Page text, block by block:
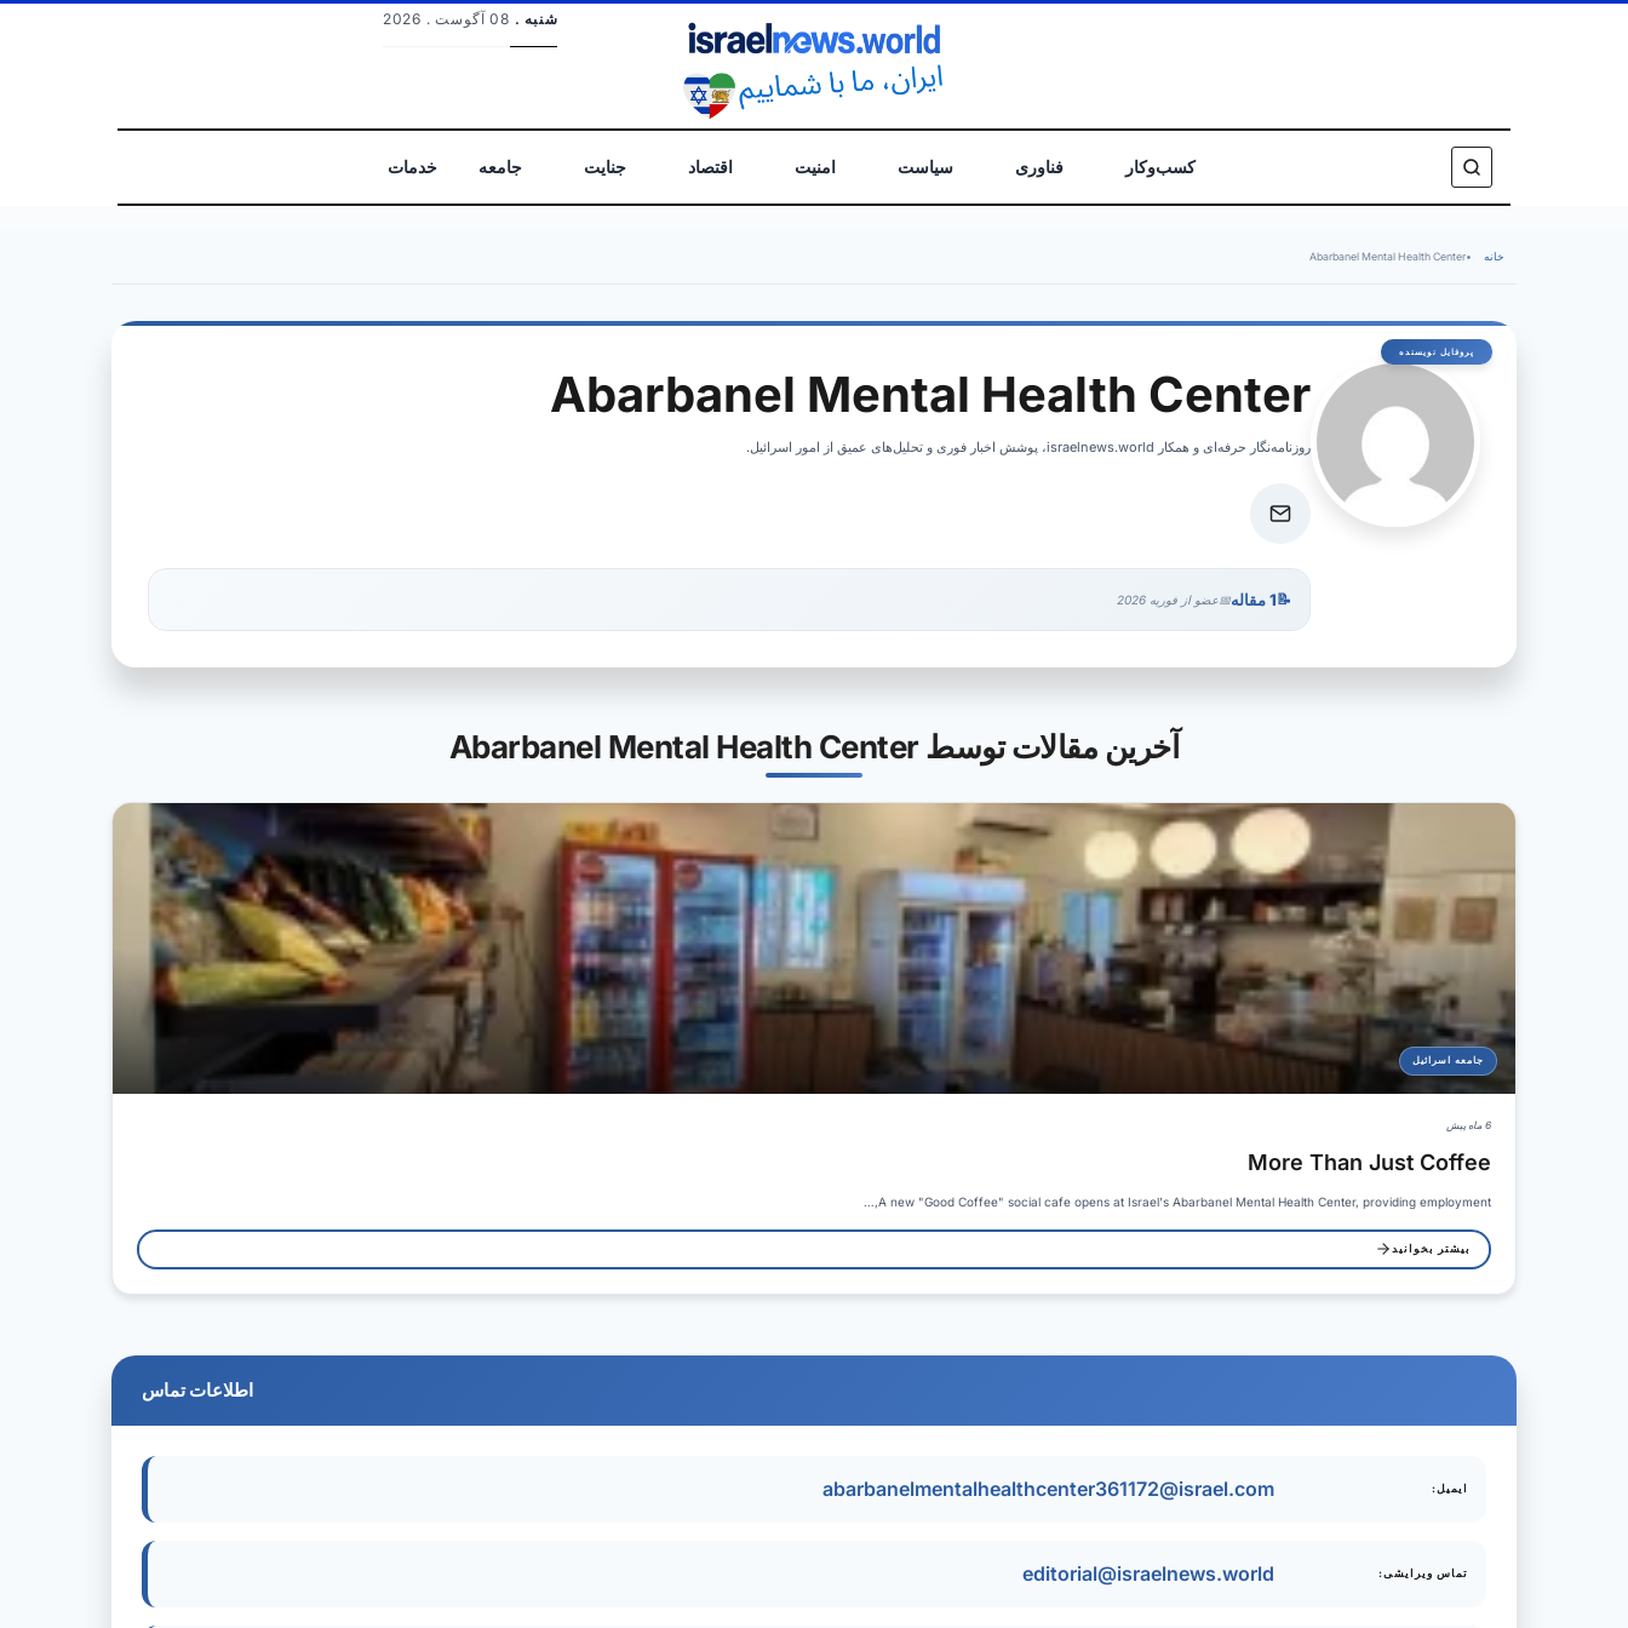
شنبه . 08 آگوست . 2026
کسب‌وکار فناوری سیاست امنیت اقتصاد جنایت جامعه خدمات
خانه •
Abarbanel Mental Health Center
Abarbanel Mental Health Center
روزنامه‌نگار حرفه‌ای و همکار israelnews.world، پوشش اخبار فوری و تحلیل‌های عمیق از امور اسرائیل.
1 مقاله عضو از فوریه 2026
آخرین مقالات توسط Abarbanel Mental Health Center
جامعه اسرائیل
6 ماه پیش
More Than Just Coffee
A new "Good Coffee" social cafe opens at Israel's Abarbanel Mental Health Center, providing employment,…
بیشتر بخوانید
اطلاعات تماس
ایمیل: abarbanelmentalhealthcenter361172@israel.com
تماس ویرایشی: editorial@israelnews.world